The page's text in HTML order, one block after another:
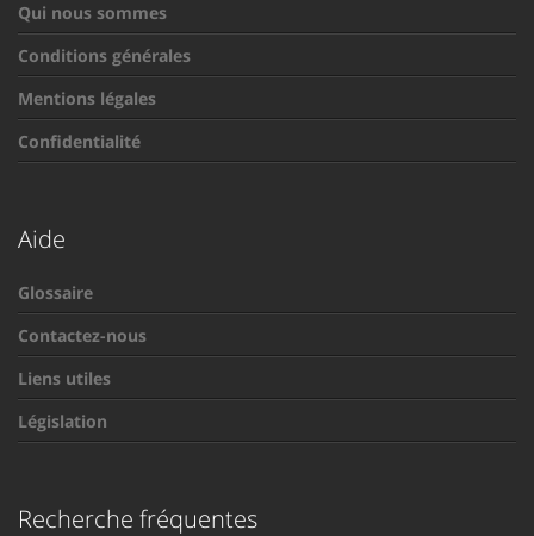
Qui nous sommes
Conditions générales
Mentions légales
Confidentialité
Aide
Glossaire
Contactez-nous
Liens utiles
Législation
Recherche fréquentes